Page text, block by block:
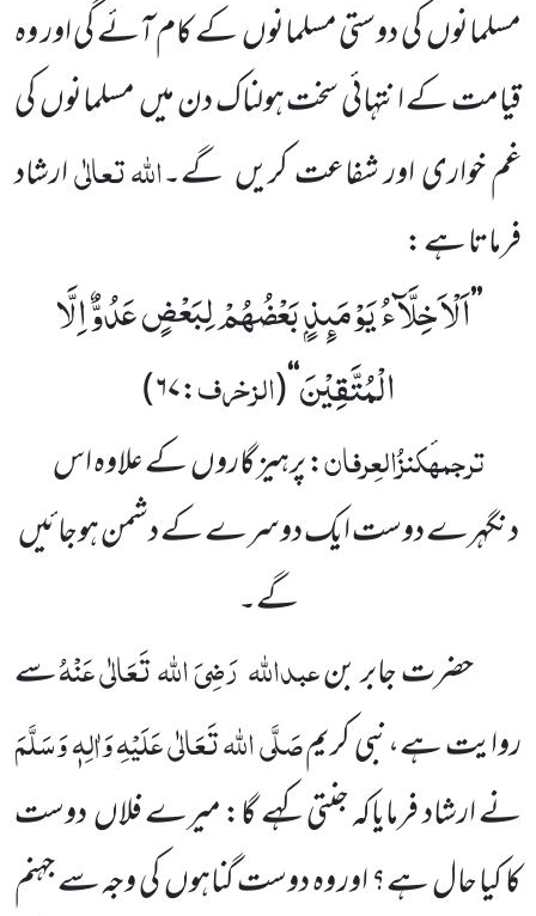
مسلمانوںکی دوستی مسلمانوںکے کام آئے گی اور وہ
قیامت کے انتہائی سخت ہولناک دن میںمسلمانوںکی
غم خواری اور شفاعت کریں گے۔اللہتعالٰیارشاد
فرماتا ہے :
’’اَلْاَخِلَّآءُ یَوْمَىٕذٍۭ بَعْضُهُمْ لِبَعْضٍ عَدُوٌّ اِلَّا
الْمُتَّقِیْنَ‘‘
(الزخرف:۶۷)
ترجمہکنزُالعِرفان: پرہیز گاروںکے علاوہ اس
دنگہرے دوست ایک دوسرے کے دشمن ہوجائیں
گے۔
حضرت جابر بنعبداللہرَضِیَ اللہ تَعَالٰی عَنْہُسے
روایت ہے،نبی کریمصَلَّی اللہ تَعَالٰی عَلَیْہِ وَاٰلِہٖ وَسَلَّمَ
نے ارشادفرمایاکہ جنتی کہے گا: میرے فلاںدوست
کا کیا حال ہے؟ اور وہ دوست گناہوںکی وجہ سے جہنم